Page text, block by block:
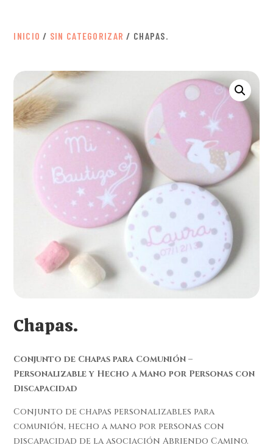
INICIO / SIN CATEGORIZAR / CHAPAS.
Chapas.
Conjunto de Chapas para Comunión –
Personalizable y Hecho a Mano por Personas con
Discapacidad
Conjunto de chapas personalizables para
comunión, hecho a mano por personas con
discapacidad de la asociación Abriendo Camino.